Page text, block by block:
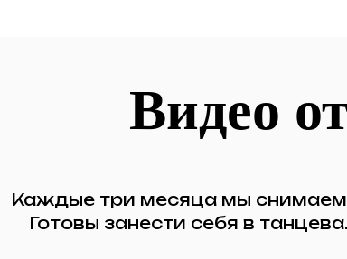
Видео
Каждые три месяца мы снимаем
Готовы занести себя в